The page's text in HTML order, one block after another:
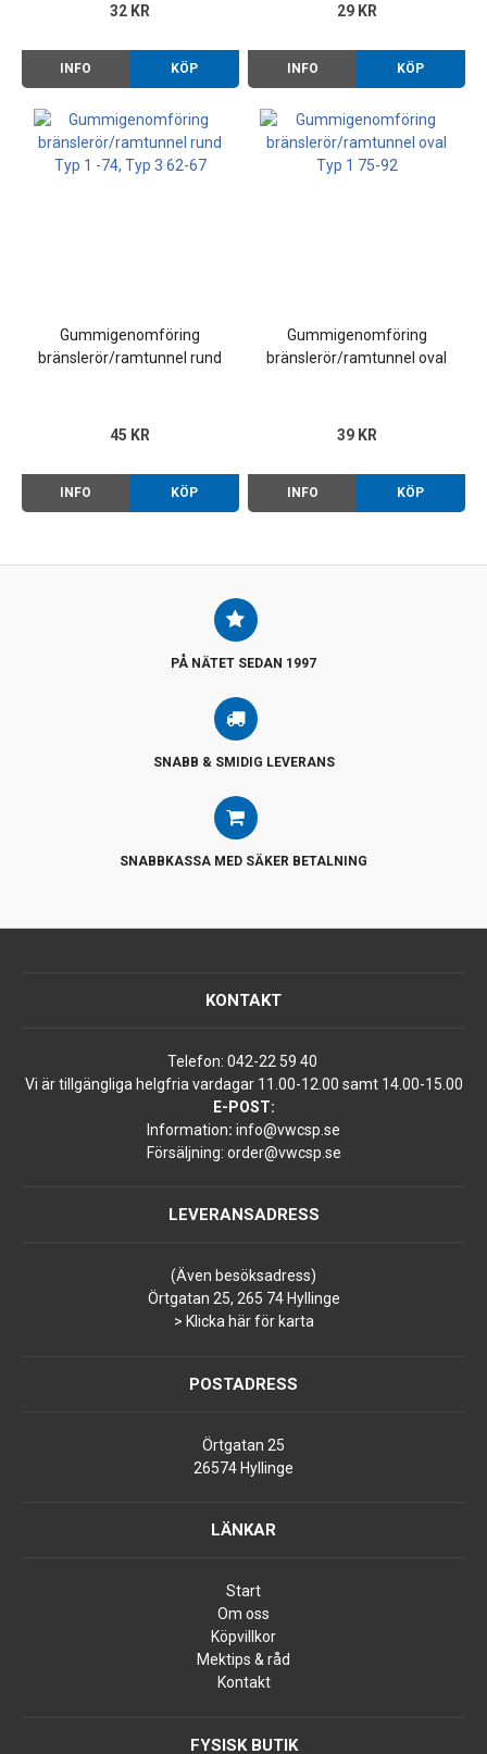
32 KR
INFO KÖP
29 KR
INFO KÖP
Gummigenomföring
bränslerör/ramtunnel rund
45 KR
INFO KÖP
Gummigenomföring
bränslerör/ramtunnel oval
39 KR
INFO KÖP
PÅ NÄTET SEDAN 1997
SNABB & SMIDIG LEVERANS
SNABBKASSA MED SÄKER BETALNING
KONTAKT
Telefon: 042-22 59 40
Vi är tillgängliga helgfria vardagar 11.00-12.00 samt 14.00-15.00
E-POST:
Information: info@vwcsp.se
Försäljning: order@vwcsp.se
LEVERANSADRESS
(Även besöksadress)
Örtgatan 25, 265 74 Hyllinge
> Klicka här för karta
POSTADRESS
Örtgatan 25
26574 Hyllinge
LÄNKAR
Start
Om oss
Köpvillkor
Mektips & råd
Kontakt
FYSISK BUTIK